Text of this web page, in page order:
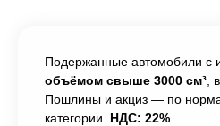
Подержанные автомобили с
объёмом свыше 3000 см³ ,
Пошлины и акциз — по
категории. НДС: 22%